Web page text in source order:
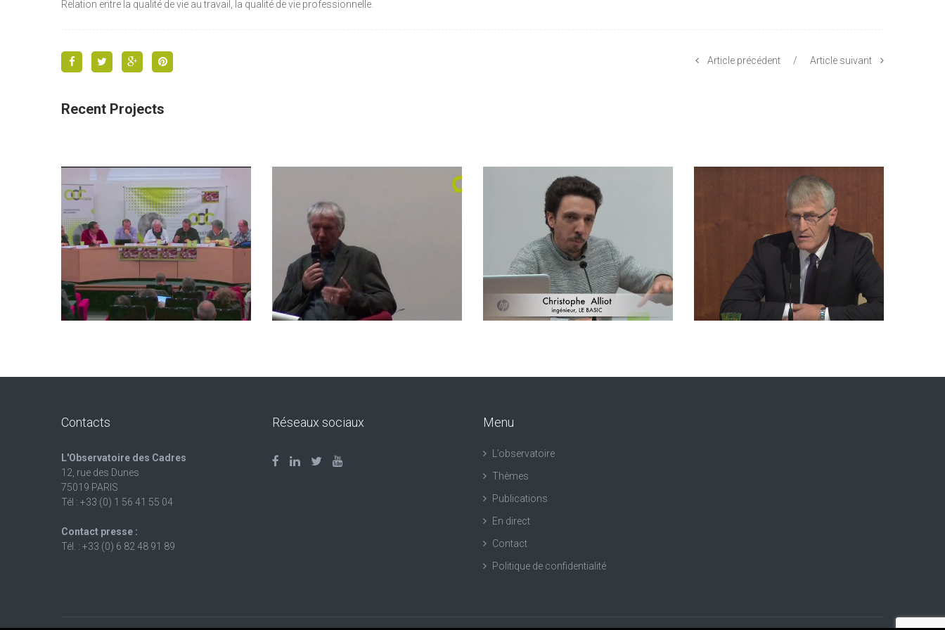
Relation entre la qualité de vie au travail, la qualité de vie professionnelle.
Article précédent / Article suivant
Recent Projects
Contacts
L'Observatoire des Cadres
12, rue des Dunes
75019 PARIS
Tél : +33 (0) 1 56 41 55 04
Contact presse :
Tél. : +33 (0) 6 82 48 91 89
Réseaux sociaux Menu
L’observatoire
Thèmes
Publications
En direct
Contact
Politique de confidentialité